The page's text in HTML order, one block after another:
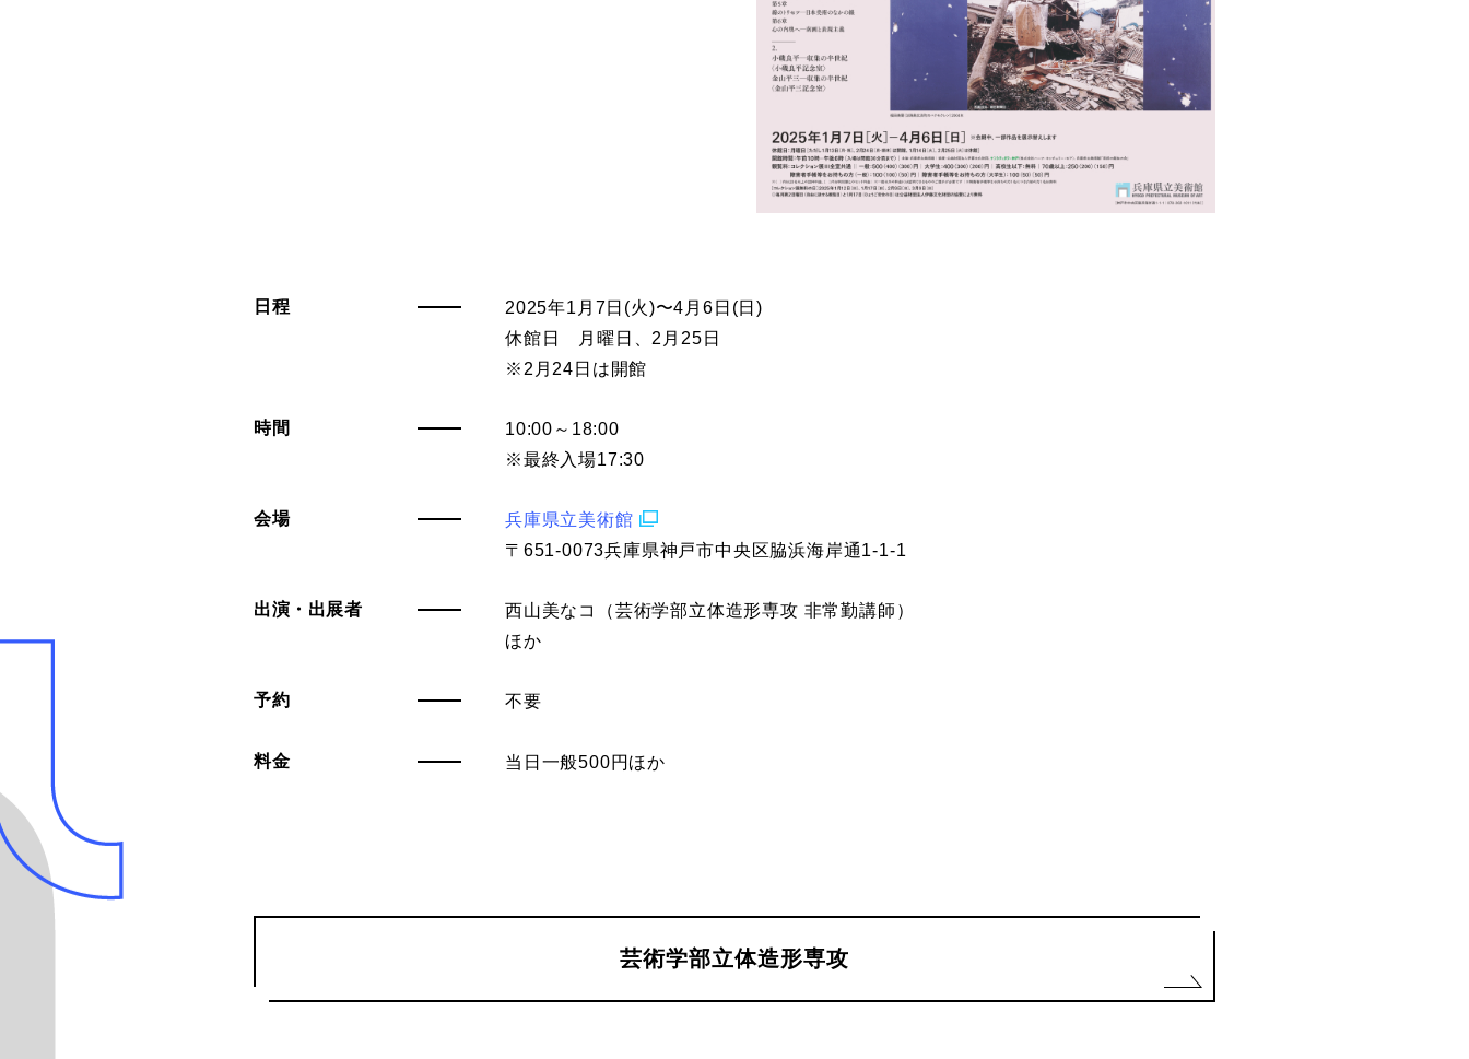
日程
2025年1月7日(火)〜4月6日(日)
休館日 月曜日、2月25日
※2月24日は開館
時間
10:00～18:00
※最終入場17:30
会場
兵庫県立美術館
〒651-0073兵庫県神戸市中央区脇浜海岸通1-1-1
出演・出展者
西山美なコ（芸術学部立体造形専攻 非常勤講師）
ほか
予約 不要
料金 当日一般500円ほか
芸術学部立体造形専攻